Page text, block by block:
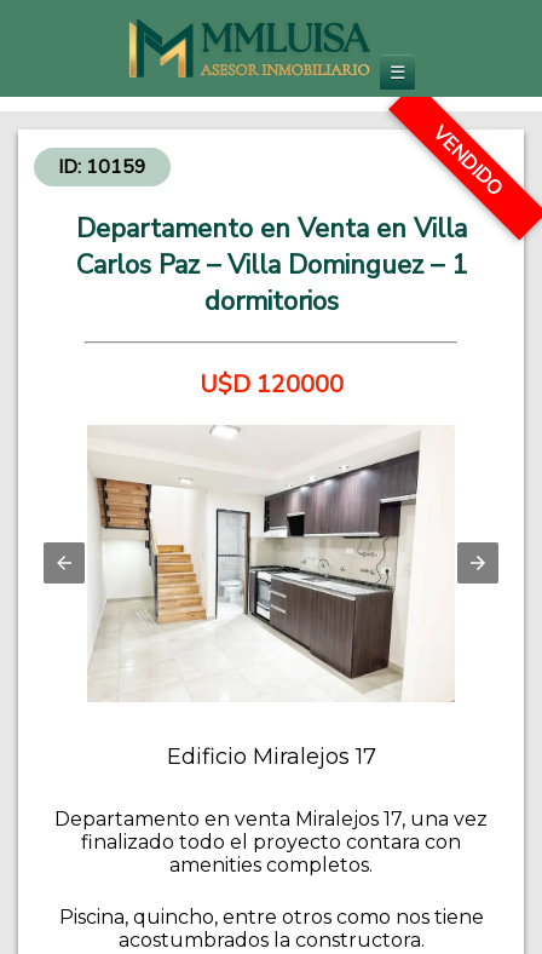
Inmobiliaria en Carlos Paz
Venta de Departamentos y Propiedades - Inversiones Inmobiliarias
☰
ID: 10159
Departamento en Venta en Villa
Carlos Paz – Villa Dominguez – 1
dormitorios
U$D 120000
VENDIDO
Edificio Miralejos 17
Departamento en venta Miralejos 17, una vez
finalizado todo el proyecto contara con
amenities completos.
Piscina, quincho, entre otros como nos tiene
acostumbrados la constructora.